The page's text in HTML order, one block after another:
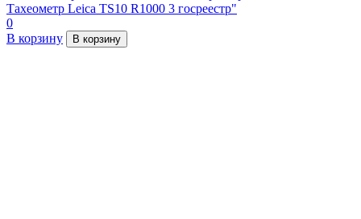
Тахеометр Leica TS10 R1000 3 госреестр"
0
В корзину
В корзину